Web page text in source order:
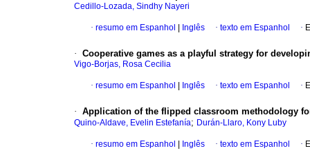
Cedillo-Lozada, Sindhy Nayeri
· resumo em Espanhol Inglês · texto em Espanhol ·
· Cooperative games as a playful strategy for
Vigo-Borjas, Rosa Cecilia
· resumo em Espanhol Inglês · texto em Espanhol ·
· Application of the flipped classroom methodology
Quino-Aldave, Evelin Estefanía; Durán-Llaro, Kony Luby
· resumo em Espanhol Inglês · texto em Espanhol ·